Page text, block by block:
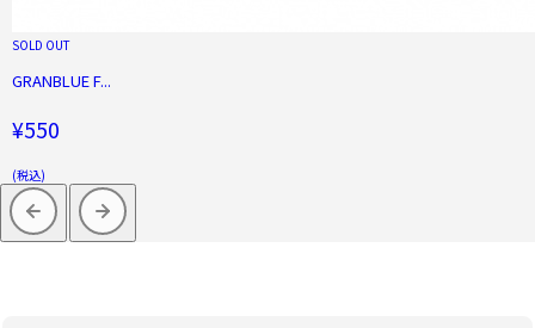
SOLD OUT
GRANBLUE F...
¥550
(税込)